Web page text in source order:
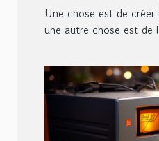
Une chose est de
une autre chose est